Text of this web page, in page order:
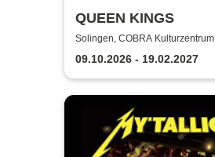
QUEEN KINGS
Solingen, COBRA Kulturzentrum
09.10.2026 - 19.02.2027